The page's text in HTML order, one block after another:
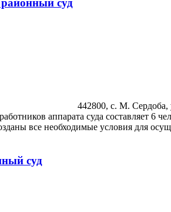
суд
442800, с. М. Сердоба,
аппарата суда составляет 6
все необходимые условия для
суд